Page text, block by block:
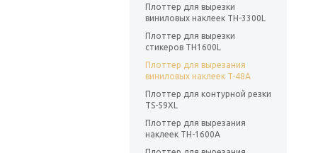
Плоттер для вырезки
виниловых наклеек TH-3300L
Плоттер для вырезки
стикеров TH1600L
Плоттер для вырезания
виниловых наклеек T-48A
Плоттер для контурной резки
TS-59XL
Плоттер для вырезания
наклеек TH-1600A